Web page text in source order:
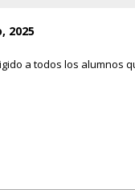
2025
a todos los alumnos